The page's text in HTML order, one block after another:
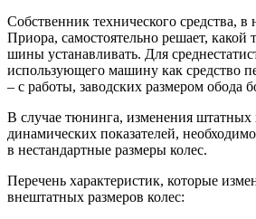
Собственник технического средства, в
Приора, самостоятельно решает, какой
шины устанавливать. Для
использующего машину как средство
– с работы, заводских размером обода
В случае тюнинга, изменения штатных
динамических показателей,
в нестандартные размеры колес.
Перечень характеристик, которые
внештатных размеров колес: